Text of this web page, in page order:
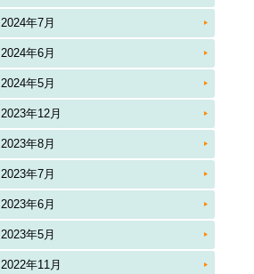
2024年7月
2024年6月
2024年5月
2023年12月
2023年8月
2023年7月
2023年6月
2023年5月
2022年11月